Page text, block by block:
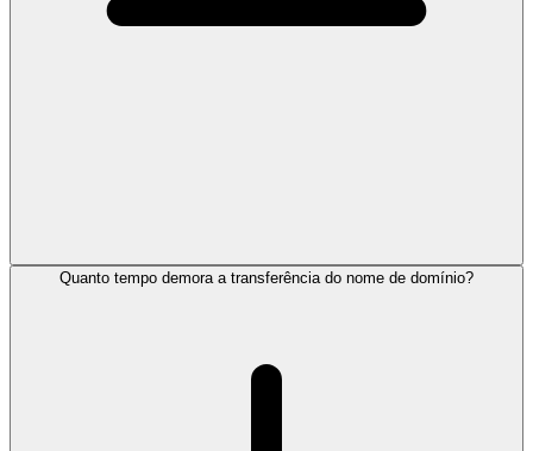
Quanto tempo demora a transferência do nome de domínio?